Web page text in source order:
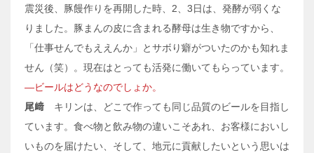
震災後、豚饅作りを再開した時、2、3日は、発酵が弱くな
りました。豚まんの皮に含まれる酵母は生き物ですから、
「仕事せんでもええんか」とサボり癖がついたのかも知れま
せん（笑）。現在はとっても活発に働いてもらっています。
―ビールはどうなのでしょか。
尾﨑 キリンは、どこで作っても同じ品質のビールを目指し
ています。食べ物と飲み物の違いこそあれ、お客様においし
いものを届けたい、そして、地元に貢献したいという思いは